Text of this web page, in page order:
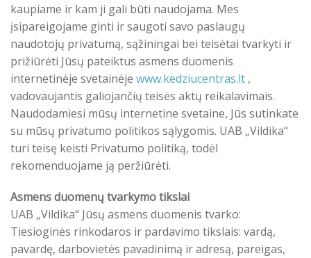
kaupiame ir kam ji gali būti naudojama. Mes
įsipareigojame ginti ir saugoti savo paslaugų
naudotojų privatumą, sąžiningai bei teisėtai tvarkyti ir
prižiūrėti Jūsų pateiktus asmens duomenis
internetinėje svetainėje www.kedziucentras.lt ,
vadovaujantis galiojančių teisės aktų reikalavimais.
Naudodamiesi mūsų internetine svetaine, Jūs sutinkate
su mūsų privatumo politikos sąlygomis. UAB „Vildika“
turi teisę keisti Privatumo politiką, todėl
rekomenduojame ją peržiūrėti.
Asmens duomenų tvarkymo tikslai
UAB „Vildika“ Jūsų asmens duomenis tvarko:
Tiesioginės rinkodaros ir pardavimo tikslais: vardą,
pavardę, darbovietės pavadinimą ir adresą, pareigas,